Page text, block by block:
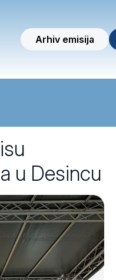
Arhiv emisija
u Desincu